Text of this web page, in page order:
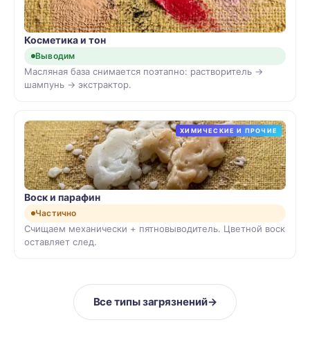
Косметика и тон
Выводим
Масляная база снимается поэтапно: растворитель →
шампунь → экстрактор.
ХИМИЧЕСКИЕ И ПРОЧИЕ
Воск и парафин
Частично
Счищаем механически + пятновыводитель. Цветной воск
оставляет след.
Все типы загрязнений→